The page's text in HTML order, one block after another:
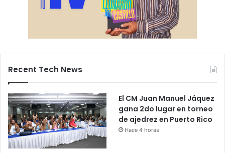
Recent Tech News
El CM Juan Manuel Jáquez
gana 2do lugar en torneo
de ajedrez en Puerto Rico
Hace 4 horas